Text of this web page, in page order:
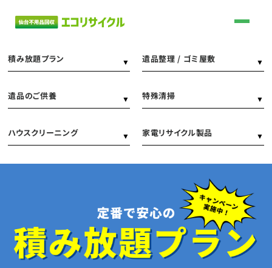
積み放題プラン 遺品整理 / ゴミ屋敷
遺品のご供養 特殊清掃
ハウスクリーニング 家電リサイクル製品